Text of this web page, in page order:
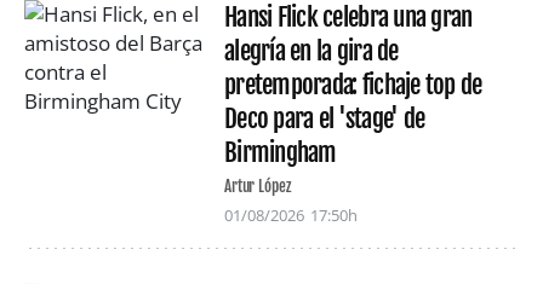
Hansi Flick celebra una gran
alegría en la gira de
pretemporada: fichaje top de
Deco para el 'stage' de
Birmingham
Artur López
01/08/2026 17:50h